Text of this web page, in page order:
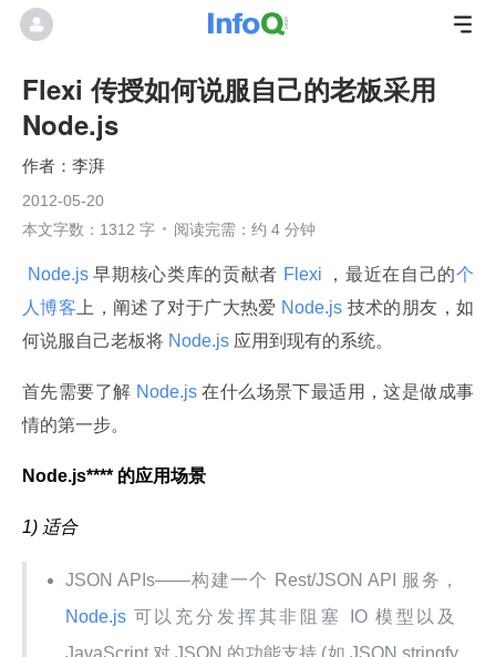
Flexi 传授如何说服自己的老板采用
Node.js
李湃
2012-05-20
本文字数：1312 字
阅读完需：约 4 分钟
Node.js 早期核心类库的贡献者 Flexi ，最近在自己的个
人博客 上，阐述了对于广大热爱 Node.js 技术的朋友，如
何说服自己老板将 Node.js 应用到现有的系统。
首先需要了解 Node.js 在什么场景下最适用，这是做成事
情的第一步。
Node.js**** 的应用场景
1) 适合
JSON APIs——构建一个 Rest/JSON API 服务，
Node.js 可以充分发挥其非阻塞 IO 模型以及
JavaScript 对 JSON 的功能支持 (如 JSON.stringfy